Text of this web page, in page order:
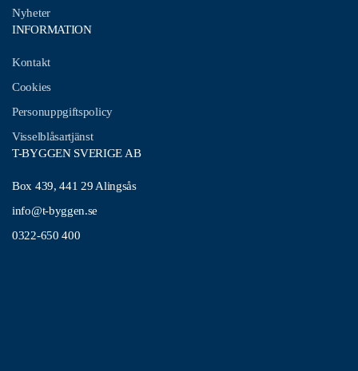
Nyheter
INFORMATION
Kontakt
Cookies
Personuppgiftspolicy
Visselblåsartjänst
T-BYGGEN SVERIGE AB
Box 439, 441 29 Alingsås
info@t-byggen.se
0322-650 400